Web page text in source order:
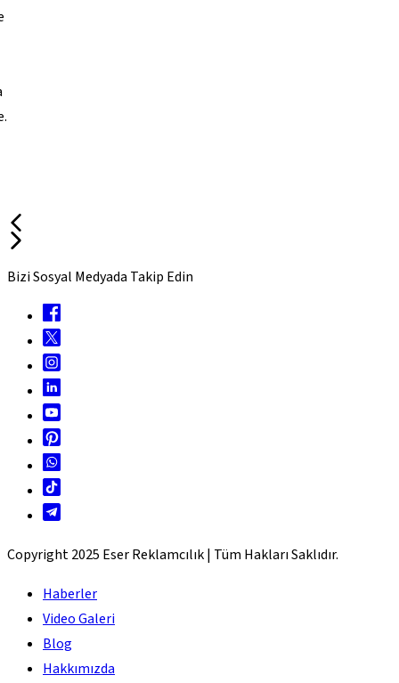
Bizi Sosyal Medyada Takip Edin
Copyright 2025 Eser Reklamcılık | Tüm Hakları Saklıdır.
Haberler
Video Galeri
Blog
Hakkımızda